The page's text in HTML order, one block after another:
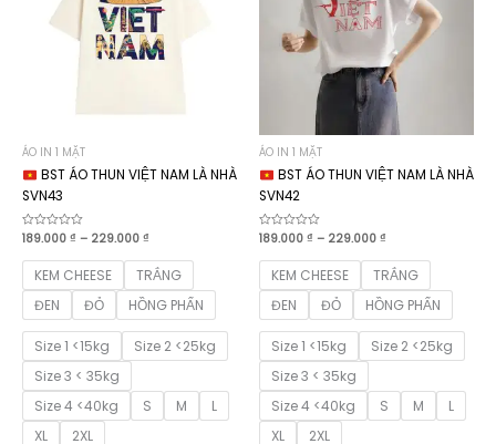
ÁO IN 1 MẶT
BST ÁO THUN VIỆT NAM LÀ NHÀ
SVN43
Được
hạng
sao
189.000 ₫ – 229.000 ₫
từ
189.000 ₫
đến
229.000 ₫
KEM CHEESE
TRẮNG
ĐEN
ĐỎ HỒNG PHẤN
Size 1 <15kg
Size 2 <25kg
Size 3 < 35kg
Size 4 <40kg
S M
L
XL
2XL
ÁO IN 1 MẶT
BST ÁO THUN VIỆT NAM LÀ NHÀ
SVN42
Được
hạng
sao
189.000 ₫ – 229.000 ₫
từ
189.000 ₫
đến
229.000 ₫
KEM CHEESE
TRẮNG
ĐEN
ĐỎ HỒNG PHẤN
Size 1 <15kg
Size 2 <25kg
Size 3 < 35kg
Size 4 <40kg
S M
L
XL
2XL